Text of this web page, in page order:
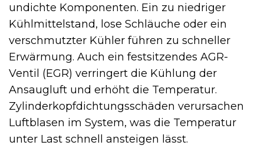
undichte Komponenten. Ein zu niedriger
Kühlmittelstand, lose Schläuche oder ein
verschmutzter Kühler führen zu schneller
Erwärmung. Auch ein festsitzendes AGR-
Ventil (EGR) verringert die Kühlung der
Ansaugluft und erhöht die Temperatur.
Zylinderkopfdichtungsschäden verursachen
Luftblasen im System, was die Temperatur
unter Last schnell ansteigen lässt.